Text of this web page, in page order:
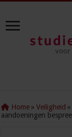
Home » Veiligheid »
aandoeningen